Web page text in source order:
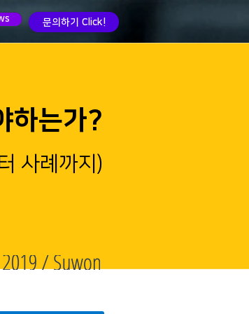
문의하기 Click!
하는가?
사례까지)